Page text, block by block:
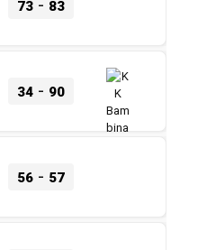
73- 83
34- 90
56- 57